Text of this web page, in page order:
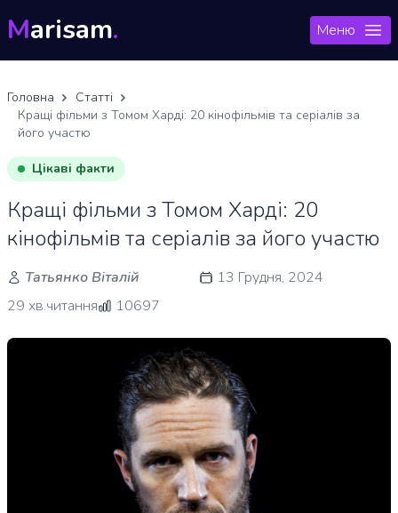
Marisam. Меню
Головна
Статті
Кращі фільми з Томом Харді: 20 кінофільмів та серіалів за
його участю
Цікаві факти
Кращі фільми з Томом Харді: 20
кінофільмів та серіалів за його участю
Татьянко Віталій
13 Грудня, 2024
29 хв.читання
10697